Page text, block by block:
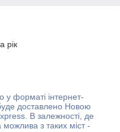
рік
форматі інтернет-
доставлено Новою
В залежності, де
можлива з таких міст -